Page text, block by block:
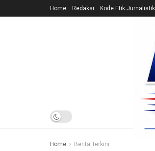
Home Redaksi Kode Etik Jurnalistik
Home Berita Terkini